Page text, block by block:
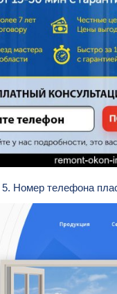
5. Номер телефона